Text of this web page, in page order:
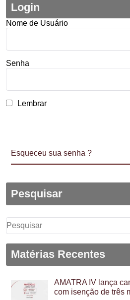
Login
Nome de Usuário
Senha
Lembrar
Esqueceu sua senha ?
Pesquisar
Pesquisar
por:
Matérias Recentes
AMATRA IV lança
com isenção de três